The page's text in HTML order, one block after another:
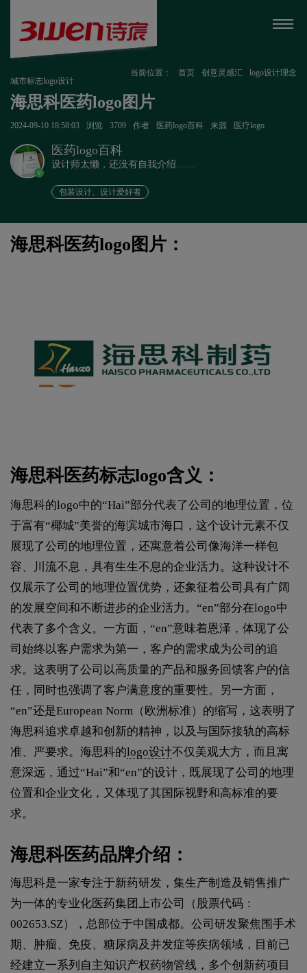
当前位置： 首页 创意灵感汇
logo设计理念
城市标志logo设计
海思科医药logo图片
2024-09-10 18:58:03 浏览 3709 作者 医药logo百科 来源 医疗logo
v
医药logo百科
设计师太懒，还没有自我介绍……
包装设计、设计爱好者
海思科医药logo图片：
海思科医药标志logo含义：
海思科的logo中的“Hai”部分代表了公司的地理位置，‌位
于富有“椰城”美誉的海滨城市海口，‌这个设计元素不仅
展现了公司的地理位置，‌还寓意着公司像海洋一样包
容、‌川流不息，‌具有生生不息的企业活力。‌这种设计不
仅展示了公司的地理位置优势，‌还象征着公司具有广阔
的发展空间和不断进步的企业活力。‌‌“en”部分在logo中
代表了多个含义。‌一方面，‌“en”意味着恩泽，‌体现了公
司始终以客户需求为第一，‌客户的需求成为公司的追
求。‌这表明了公司以高质量的产品和服务回馈客户的信
任，‌同时也强调了客户满意度的重要性。‌另一方面，‌
“en”还是European Norm（‌欧洲标准）‌的缩写，‌这表明了
海思科追求卓越和创新的精神，‌以及与国际接轨的高标
准、‌严要求。‌‌海思科的logo设计不仅美观大方，‌而且寓
意深远，‌通过“Hai”和“en”的设计，‌既展现了公司的地理
位置和企业文化，‌又体现了其国际视野和高标准的要
求。
海思科医药品牌介绍：
海思科是一家专注于新药研发，集生产制造及销售推广
为一体的专业化医药集团上市公司（股票代码：
002653.SZ），总部位于中国成都。公司研发聚焦围手术
期、肿瘤、免疫、糖尿病及并发症等疾病领域，目前已
经建立一系列自主知识产权药物管线，多个创新药项目